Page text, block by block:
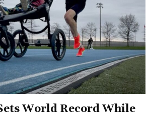
World Record While